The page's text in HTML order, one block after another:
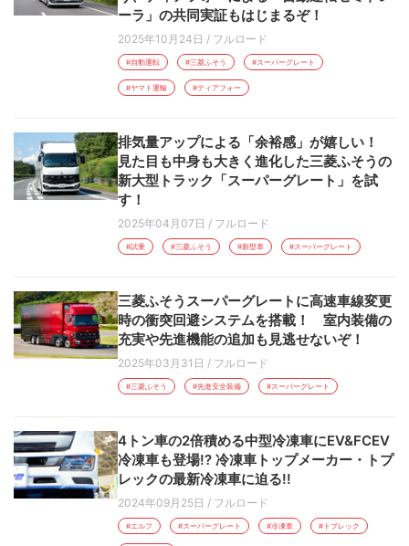
ーラ」の共同実証もはじまるぞ！
2025年10月24日 / フルロード
#自動運転 #三菱ふそう #スーパーグレート
#ヤマト運輸 #ティアフォー
排気量アップによる「余裕感」が嬉しい！
見た目も中身も大きく進化した三菱ふそうの
新大型トラック「スーパーグレート」を試
す！
2025年04月07日 / フルロード
#試乗 #三菱ふそう #新型車 #スーパーグレート
三菱ふそうスーパーグレートに高速車線変更
時の衝突回避システムを搭載！ 室内装備の
充実や先進機能の追加も見逃せないぞ！
2025年03月31日 / フルロード
#三菱ふそう #先進安全装備 #スーパーグレート
4トン車の2倍積める中型冷凍車にEV&FCEV
冷凍車も登場!? 冷凍車トップメーカー・トプ
レックの最新冷凍車に迫る!!
2024年09月25日 / フルロード
#エルフ #スーパーグレート #冷凍車 #トプレック